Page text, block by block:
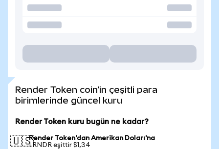
Render Token coin'in çeşitli para
birimlerinde güncel kuru
Render Token kuru bugün ne kadar?
🇺🇸Render Token'dan Amerikan Doları'na
1 RNDR eşittir $1,34